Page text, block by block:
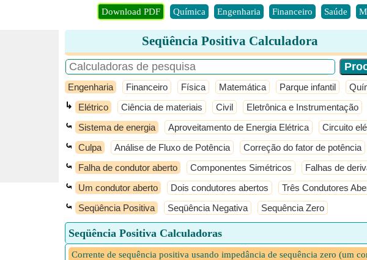
Download PDF Química Engenharia Financeiro Saúde
Seqüência Positiva Calculadora
Engenharia Financeiro Física Matemática Parque infantil
↳ Elétrico Ciência de materiais Civil Eletrônica e Instrumentação
⤿ Sistema de energia Aproveitamento de Energia Elétrica Circuito
⤿ Culpa Análise de Fluxo de Potência Correção do fator de potência
⤿ Falha de condutor aberto Componentes Simétricos Falhas de
⤿ Um condutor aberto Dois condutores abertos Três Condutores
⤿ Seqüência Positiva Seqüência Negativa Sequência Zero
Seqüência Positiva Calculadoras
Corrente de sequência positiva usando impedância de sequência zero (um